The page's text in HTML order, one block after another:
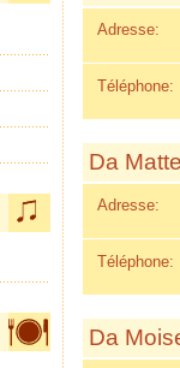
Adresse:
Téléphone:
Da
Adresse:
Téléphone:
Da